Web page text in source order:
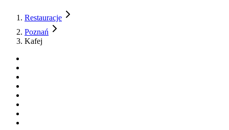
Restauracje
Poznań
Kafej